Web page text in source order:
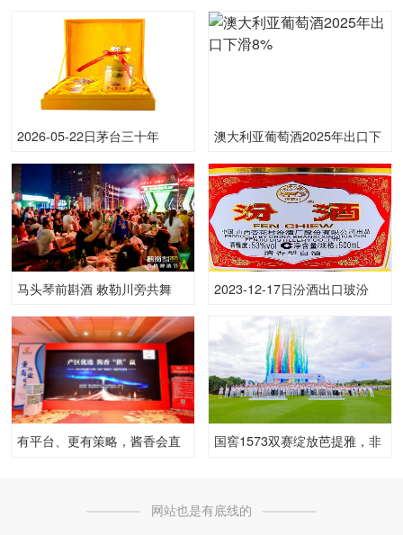
2026-05-22日茅台三十年
53.00度酒价格为13,000一
瓶，下跌 100元
澳大利亚葡萄酒2025年出口下
滑8%
马头琴前斟酒 敕勒川旁共舞
音乐节点燃草原之夜
2023-12-17日汾酒出口玻汾
考价格45一瓶
有平台、更有策略，酱香会直
国窖1573双赛绽放芭提雅，非
网站也是有底线的